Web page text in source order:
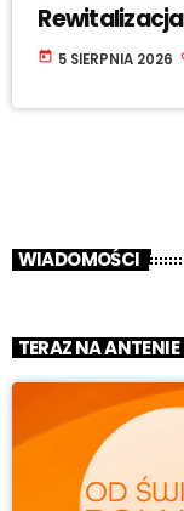
today 5 SIERPNIA 2026
WIADOMOŚCI
TERAZ NA ANTENIE